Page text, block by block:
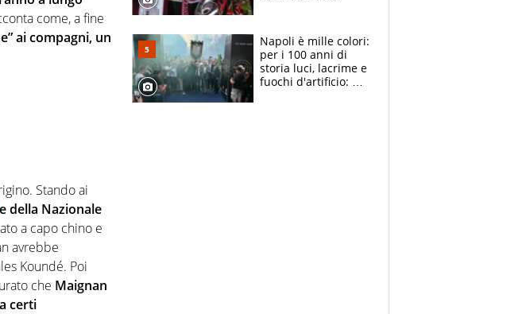
come, a fine
ai compagni, un
Stando ai
e della Nazionale
a capo chino e
avrebbe
Koundé. Poi
che Maignan
certi
bigliettini
Napoli è mille colori:
per i 100 anni di
storia luci, lacrime e
fuochi d'artificio: De